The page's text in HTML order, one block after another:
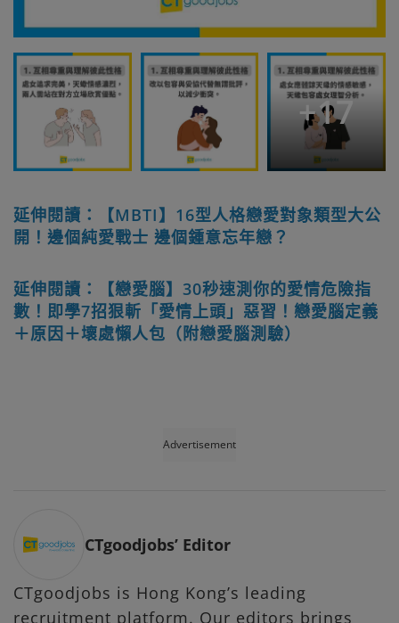
+17
延伸閱讀：【MBTI】16型人格戀愛對象類型大公
開！邊個純愛戰士 邊個鍾意忘年戀？
延伸閱讀：【戀愛腦】30秒速測你的愛情危險指
數！即學7招狠斬「愛情上頭」惡習！戀愛腦定義
＋原因＋壞處懶人包（附戀愛腦測驗）
Advertisement
CTgoodjobs’ Editor
CTgoodjobs is Hong Kong’s leading
recruitment platform. Our editors brings